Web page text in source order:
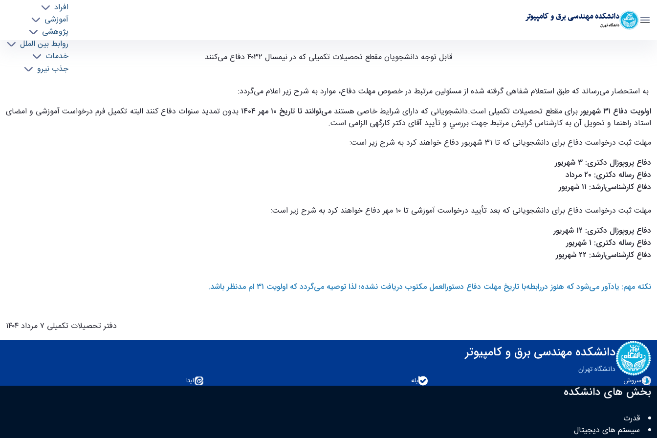
دانشکده مهندسی برق و کامپیوتر
دانشگاه تهران
افراد
آموزشی
پژوهشی
روابط بین الملل
خدمات
جذب نیرو
قابل توجه دانشجویان مقطع تحصیلات تکمیلی که در نیمسال ۴۰۳۲ دفاع می‌کنند - ece- دانشکده مهندسی برق و کامپیوترقابل توجه دانشجویان مقطع تحصیلات تکمیلی که در نیمسال ۴۰۳۲ دفاع می‌کنند
به استحضار می‌رساند که طبق استعلام شفاهی گرفته شده از مسئولین مرتبط در خصوص مهلت دفاع، موارد به شرح زیر اعلام می‌گردد:
اولویت دفاع ۳۱ شهریور برای مقطع تحصیلات تکمیلی است.دانشجویانی که دارای شرایط خاصی هستندمی‌توانند تا تاریخ ۱۰ مهر ۱۴۰۴
بدون تمدید سنوات دفاع کنند البته تکمیل فرم درخواست آموزشی و امضای
استاد راهنما و تحویل آن به کارشناس گرایش مرتبط جهت بررسي و تأیید آقای دکتر کارگهی الزامی است.
مهلت ثبت درخواست دفاع برای دانشجویانی که تا ۳۱ شهریور دفاع خواهند کرد به شرح زیر است:
دفاع پروپوزال دکتری: ۳ شهریور
دفاع رساله دکتری: ۲۰ مرداد
دفاع کارشناسی‌ارشد: ۱۱ شهریور
مهلت ثبت درخواست دفاع برای دانشجویانی که بعد تأیید درخواست آموزشی تا ۱۰ مهر دفاع خواهند کرد به شرح زیر است:
دفاع پروپوزال دکتری: ۱۲ شهریور
دفاع رساله دکتری: ۱ شهریور
دفاع کارشناسی‌ارشد: ۲۲ شهریور
نکته مهم: یادآور می‌شود که هنوز دررابطه‌با تاریخ مهلت دفاع دستورالعمل مکتوب دریافت نشده؛ لذا توصیه می‌گردد که اولویت ۳۱ ام مدنظر باشد.
دفتر تحصیلات تکمیلی ۷ مرداد ۱۴۰۴
دانشکده مهندسی برق و کامپیوتر
دانشگاه تهران
سروش
بله ایتا
بخش های دانشکده
قدرت
سیستم های دیجیتال